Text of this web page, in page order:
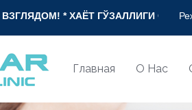
ГЎЗАЛЛИГИ СОҒЛОМ НИГОҲ БИЛАН!
Главная О Нас